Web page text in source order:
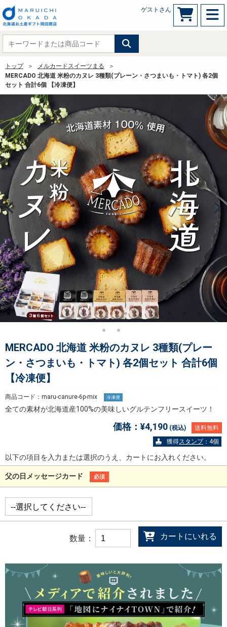
ゲストさん
トップ
メルカードスイーツまる
MERCADO 北海道 米粉のカヌレ 3種類(プレーン・さつまいも・トマト) 各2個
セット 合計6個 【冷凍便】
MERCADO 北海道 米粉のカヌレ 3種類(プレー
ン・さつまいも・トマト) 各2個セット 合計6個
【冷凍便】
商品コード：maru-canure-6p-mix 冷凍便
全ての素材が北海道産100%の美味しいグルテンフリースイーツ！
価格： ¥4,190 (税込)
送料無料
獲得スタンプ：4個
以下の項目を入力または選択のうえ、カートにお入れください。
父の日メッセージカード 必須
数量： カートにいれる